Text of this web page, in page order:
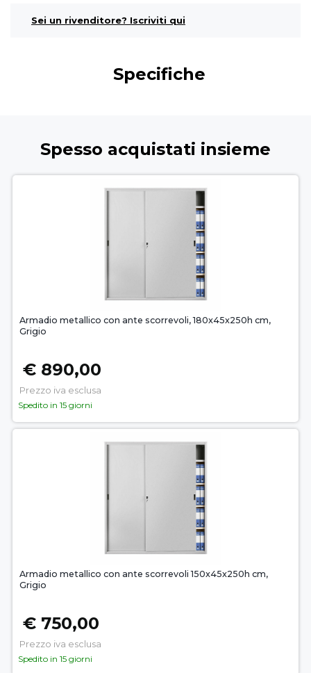
Sei un rivenditore? Iscriviti qui
Specifiche
Spesso acquistati insieme
Armadio metallico con ante scorrevoli, 180x45x250h cm,
Grigio
€ 890,00
Prezzo iva esclusa
Spedito in 15 giorni
Armadio metallico con ante scorrevoli 150x45x250h cm,
Grigio
€ 750,00
Prezzo iva esclusa
Spedito in 15 giorni